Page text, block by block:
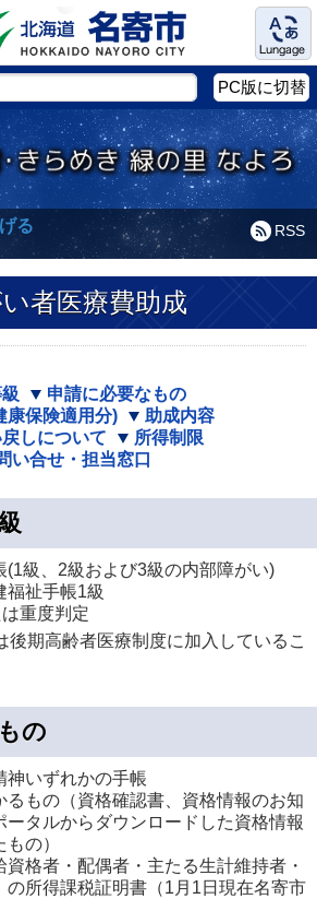
Language
PC版に切替
RSS
る
者医療費助成
申請に必要なもの
康保険適用分)
助成内容
しについて
所得制限
い合せ・担当窓口
(1級、2級および3級の内部障がい)
福祉手帳1級
重度判定
期高齢者医療制度に加入しているこ
の
神いずれかの手帳
るもの（資格確認書、資格情報のお知
ータルからダウンロードした資格情報
の）
資格者・配偶者・主たる生計維持者・
の所得課税証明書（1月1日現在名寄市